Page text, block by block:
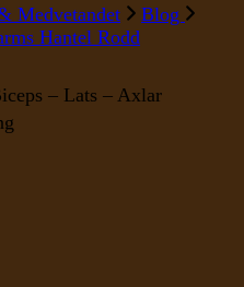
Medvetandet
Blog
Hantel Rodd
– Lats – Axlar